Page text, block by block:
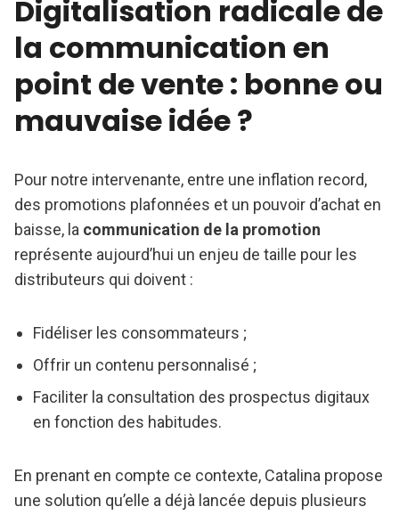
Digitalisation radicale de
la communication en
point de vente : bonne ou
mauvaise idée ?
Pour notre intervenante, entre une inflation record,
des promotions plafonnées et un pouvoir d’achat en
baisse, la communication de la promotion
représente aujourd’hui un enjeu de taille pour les
distributeurs qui doivent :
Fidéliser les consommateurs ;
Offrir un contenu personnalisé ;
Faciliter la consultation des prospectus digitaux
en fonction des habitudes.
En prenant en compte ce contexte, Catalina propose
une solution qu’elle a déjà lancée depuis plusieurs